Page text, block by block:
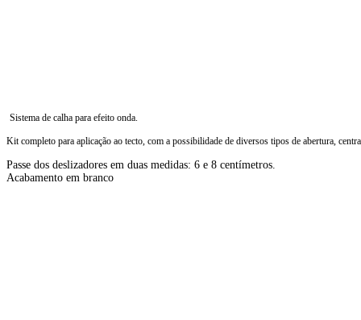
Sistema de calha para efeito onda.
Kit completo para aplicação ao tecto, com a possibilidade de diversos tipos de abertura,
Passe dos deslizadores em duas medidas: 6 e 8 centímetros.
Acabamento em branco